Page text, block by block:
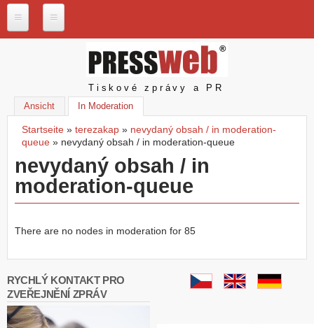
P
w
e
b
z
N
a
e
l
ž
b
y
Pressweb
Tiskové zprávy a PR
Ansicht In Moderation
Sie sind hier
Startseite » terezakap » nevydaný obsah / in moderation-
queue » nevydaný obsah / in moderation-queue
nevydaný obsah / in
moderation-queue
There are no nodes in moderation for 85
RYCHLÝ KONTAKT PRO
ZVEŘEJNĚNÍ ZPRÁV